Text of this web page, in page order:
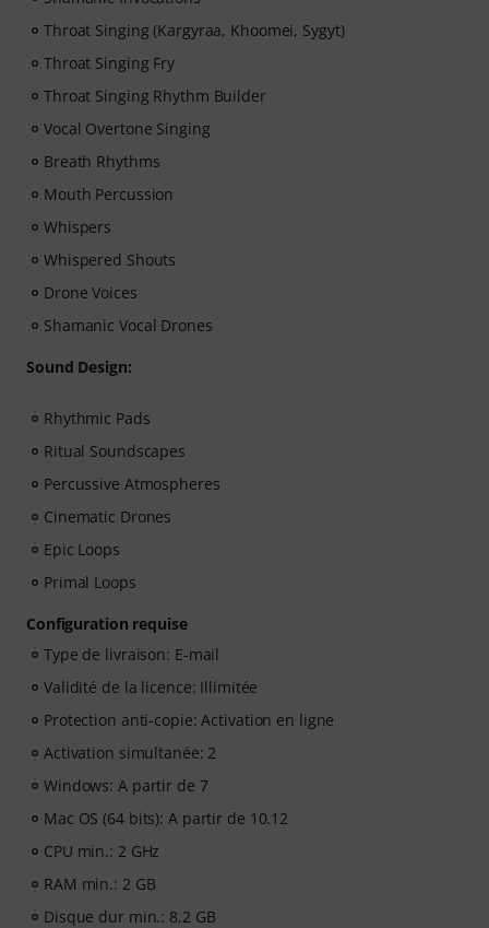
Throat Singing (Kargyraa, Khoomei, Sygyt)
Throat Singing Fry
Throat Singing Rhythm Builder
Vocal Overtone Singing
Breath Rhythms
Mouth Percussion
Whispers
Whispered Shouts
Drone Voices
Shamanic Vocal Drones
Sound Design:
Rhythmic Pads
Ritual Soundscapes
Percussive Atmospheres
Cinematic Drones
Epic Loops
Primal Loops
Configuration requise
Type de livraison: E-mail
Validité de la licence: Illimitée
Protection anti-copie: Activation en ligne
Activation simultanée: 2
Windows: A partir de 7
Mac OS (64 bits): A partir de 10.12
CPU min.: 2 GHz
RAM min.: 2 GB
Disque dur min.: 8,2 GB